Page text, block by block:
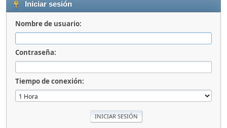
Iniciar sesión
Nombre de usuario:
Contraseña:
Tiempo de conexión: